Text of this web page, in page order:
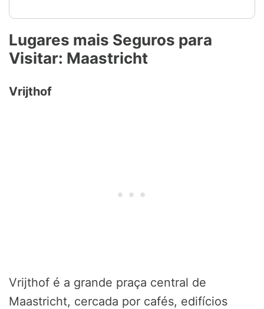
Lugares mais Seguros para
Visitar: Maastricht
Vrijthof
Vrijthof é a grande praça central de
Maastricht, cercada por cafés, edifícios